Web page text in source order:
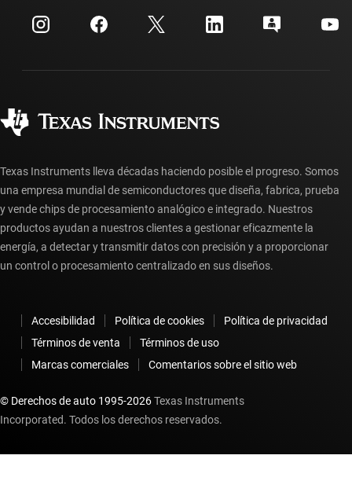
Relaciones con los inversionistas
Centro de atención al cliente
Preguntas frecuentes sobre la cuenta myTI
Preguntas frecuentes sobre pedidos
Texas Instruments lleva décadas haciendo posible el progreso. Somos
una empresa mundial de semiconductores que diseña, fabrica, prueba
y vende chips de procesamiento analógico e integrado. Nuestros
productos ayudan a nuestros clientes a gestionar eficazmente la
energía, a detectar y transmitir datos con precisión y a proporcionar
un control o procesamiento centralizado en sus diseños.
Accesibilidad Política de cookies
Política de privacidad
Términos de venta
Términos de uso
Marcas comerciales
Comentarios sobre el sitio web
© Derechos de auto 1995-2026Texas Instruments
Incorporated. Todos los derechos reservados.